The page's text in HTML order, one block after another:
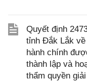
Quyết định
tỉnh Đắk Lắk
hành chính
thành lập và
thẩm quyền